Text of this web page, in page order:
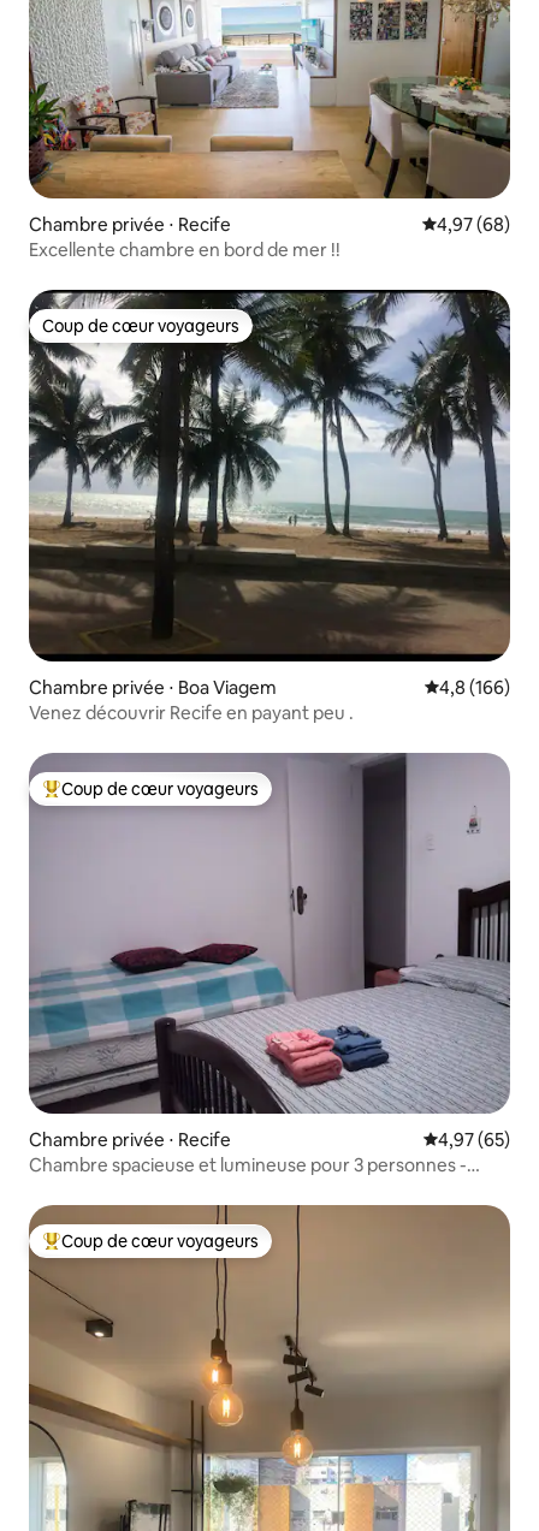
Chambre privée ⋅ Recife Évaluation
4,97 (68)
Excellente chambre en bord de mer !!
Coup de cœur voyageurs
Coup de cœur voyageurs
Chambre privée ⋅ Boa Viagem Évaluation
4,8 (166)
Venez découvrir Recife en payant peu .
Coups de cœur voyageurs les plus appréciés
Coup de cœur voyageurs
Chambre privée ⋅ Recife Évaluation
4,97 (65)
Chambre spacieuse et lumineuse pour 3 personnes -
Coups de cœur voyageurs les plus appréciés
Coup de cœur voyageurs